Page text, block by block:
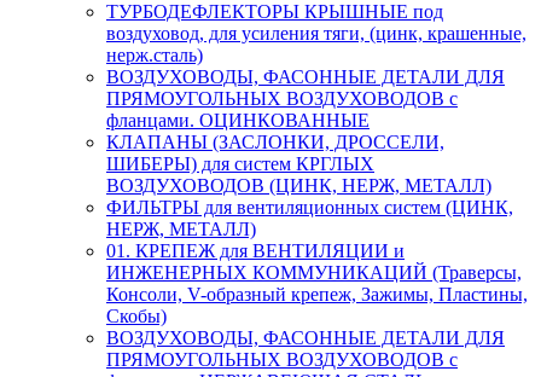
ТУРБОДЕФЛЕКТОРЫ КРЫШНЫЕ под
воздуховод, для усиления тяги, (цинк, крашенные,
нерж.сталь)
ВОЗДУХОВОДЫ, ФАСОННЫЕ ДЕТАЛИ ДЛЯ
ПРЯМОУГОЛЬНЫХ ВОЗДУХОВОДОВ с
фланцами. ОЦИНКОВАННЫЕ
КЛАПАНЫ (ЗАСЛОНКИ, ДРОССЕЛИ,
ШИБЕРЫ) для систем КРГЛЫХ
ВОЗДУХОВОДОВ (ЦИНК, НЕРЖ, МЕТАЛЛ)
ФИЛЬТРЫ для вентиляционных систем (ЦИНК,
НЕРЖ, МЕТАЛЛ)
01. КРЕПЕЖ для ВЕНТИЛЯЦИИ и
ИНЖЕНЕРНЫХ КОММУНИКАЦИЙ (Траверсы,
Консоли, V-образный крепеж, Зажимы, Пластины,
Скобы)
ВОЗДУХОВОДЫ, ФАСОННЫЕ ДЕТАЛИ ДЛЯ
ПРЯМОУГОЛЬНЫХ ВОЗДУХОВОДОВ с